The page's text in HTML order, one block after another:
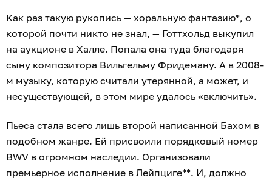
Как раз такую рукопись — хоральную фантазию*, о
которой почти никто не знал, — Готтхольд выкупил
на аукционе в Халле. Попала она туда благодаря
сыну композитора Вильгельму Фридеману. А в 2008-
м музыку, которую считали утерянной, а может, и
несуществующей, в этом мире удалось «включить».
Пьеса стала всего лишь второй написанной Бахом в
подобном жанре. Ей присвоили порядковый номер
BWV в огромном наследии. Организовали
премьерное исполнение в Лейпциге**. И, должно